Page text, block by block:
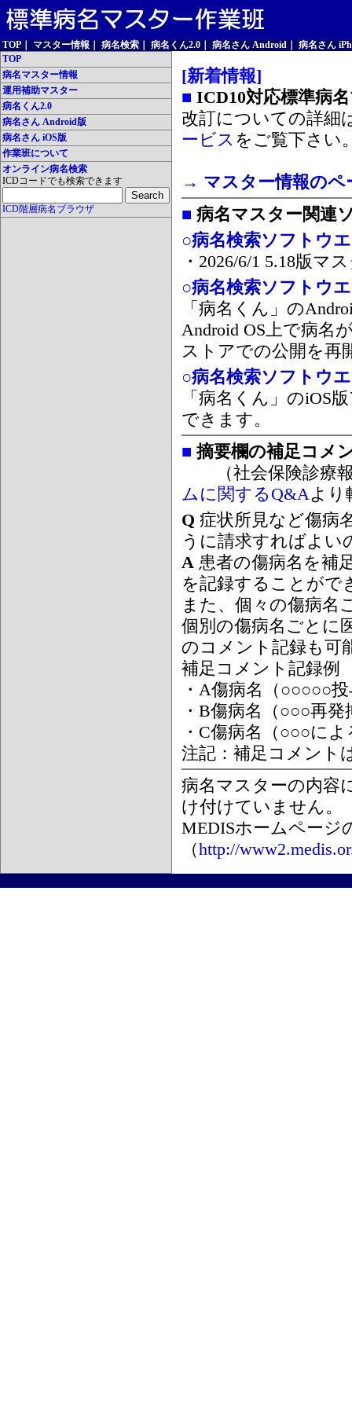
TOP マスター情報 病名検索 病名くん2.0 病名さん Android
病名さん
TOP
病名マスター情報
運用補助マスター
病名くん2.0
病名さん Android版
病名さん iOS版
作業班について
オンライン病名検索
ICDコードでも検索できます
ICD階層病名ブラウザ
[新着情報]
■ ICD10対応標準病
改訂についての詳細
ービス をご覧下さい
→ マスター情報のペ
■ 病名マスター関連
○病名検索ソフトウ
・2026/6/1 5.18版マ
○病名検索ソフトウ
「病名くん」の
Android OS上で病名
ストアでの公開を再
○病名検索ソフトウ
「病名くん」のiOS
できます。
■ 摘要欄の補足コメ
（社会保険診療報
ムに関するQ&Aより
Q 症状所見など傷病
うに請求すればよい
A 患者の傷病名を補
を記録することがで
また、個々の傷病名
個別の傷病名ごとに
のコメント記録も可
補足コメント記録例
・A傷病名（○○○○○
・B傷病名（○○○再
・C傷病名（○○○に
注記：補足コメント
病名マスターの内容
け付けていません。
MEDISホームページ
（http://